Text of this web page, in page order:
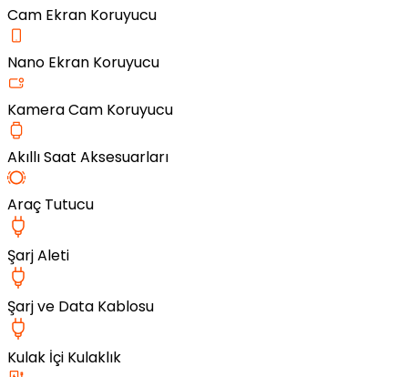
Cam Ekran Koruyucu
Nano Ekran Koruyucu
Kamera Cam Koruyucu
Akıllı Saat Aksesuarları
Araç Tutucu
Şarj Aleti
Şarj ve Data Kablosu
Kulak İçi Kulaklık